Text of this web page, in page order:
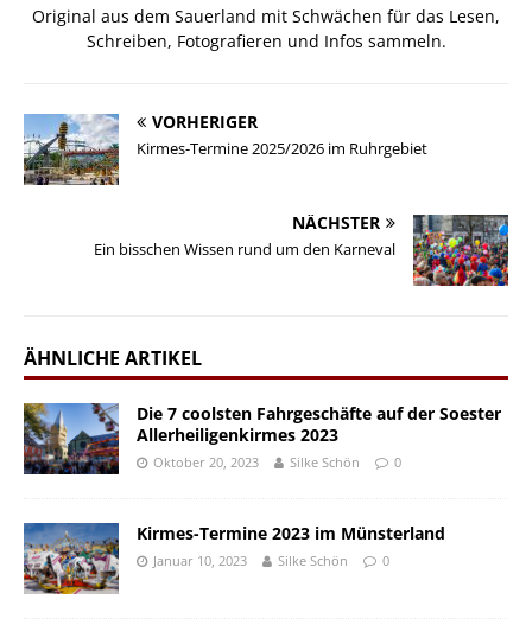
Original aus dem Sauerland mit Schwächen für das Lesen,
Schreiben, Fotografieren und Infos sammeln.
VORHERIGER
Kirmes-Termine 2025/2026 im Ruhrgebiet
NÄCHSTER
Ein bisschen Wissen rund um den Karneval
ÄHNLICHE ARTIKEL
Die 7 coolsten Fahrgeschäfte auf der Soester
Allerheiligenkirmes 2023
Oktober 20, 2023 Silke Schön 0
Kirmes-Termine 2023 im Münsterland
Januar 10, 2023 Silke Schön 0